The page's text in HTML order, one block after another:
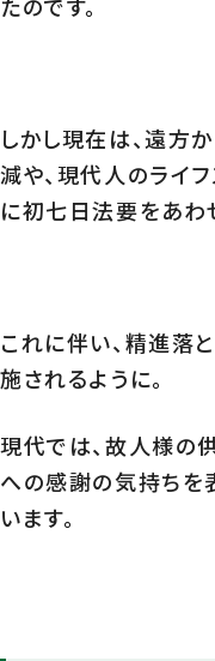
しかし現在は、遠方
減や、現代人のライ
に初七日法要をあわ
これに伴い、精進落
施されるように。
現代では、故人様の
への感謝の気持ちを
います。